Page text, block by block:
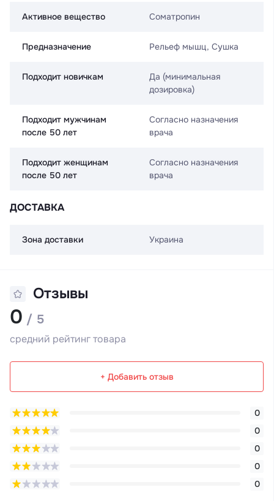
Активное вещество Соматропин
Предназначение Рельеф мышц, Сушка
Подходит новичкам
Да (минимальная
дозировка)
Подходит мужчинам
после 50 лет
Согласно назначения
врача
Подходит женщинам
после 50 лет
Согласно назначения
врача
ДОСТАВКА
Зона доставки Украина
Отзывы
0 / 5
средний рейтинг товара
+ Добавить отзыв
0
0
0
0
0